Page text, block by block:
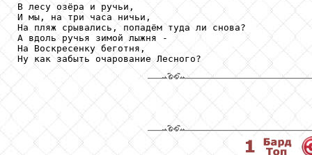
В лесу озёра и ручьи,
И мы, на три часа ничьи,
На пляж срывались, попадём туда ли снова?
А вдоль ручья зимой лыжня -
На Воскресенку беготня,
Ну как забыть очарование Лесного?